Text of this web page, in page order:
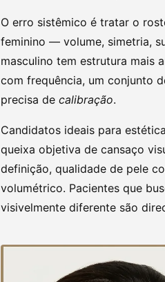
O erro sistêmico é tratar o
feminino — volume, simetria,
masculino tem estrutura mais
com frequência, um conjunto
precisa de calibração.
Candidatos ideais para
queixa objetiva de cansaço
definição, qualidade de pele
volumétrico. Pacientes que
visivelmente diferente são